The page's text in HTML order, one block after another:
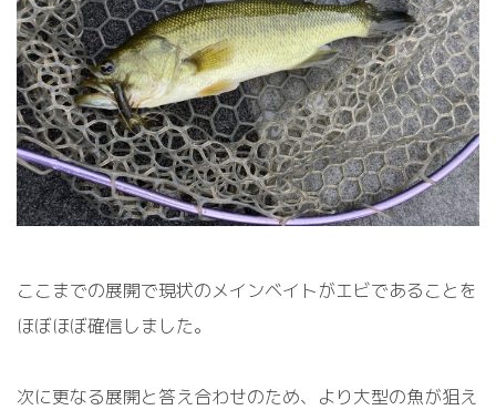
ここまでの展開で現状のメインベイトがエビであることを
ほぼほぼ確信しました。
次に更なる展開と答え合わせのため、より大型の魚が狙え